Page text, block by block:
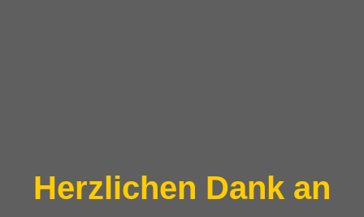
Herzlichen Dank an